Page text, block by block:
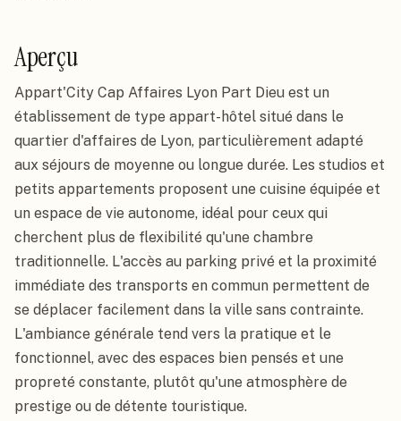
Aperçu
Appart'City Cap Affaires Lyon Part Dieu est un
établissement de type appart-hôtel situé dans le
quartier d'affaires de Lyon, particulièrement adapté
aux séjours de moyenne ou longue durée. Les studios et
petits appartements proposent une cuisine équipée et
un espace de vie autonome, idéal pour ceux qui
cherchent plus de flexibilité qu'une chambre
traditionnelle. L'accès au parking privé et la proximité
immédiate des transports en commun permettent de
se déplacer facilement dans la ville sans contrainte.
L'ambiance générale tend vers la pratique et le
fonctionnel, avec des espaces bien pensés et une
propreté constante, plutôt qu'une atmosphère de
prestige ou de détente touristique.